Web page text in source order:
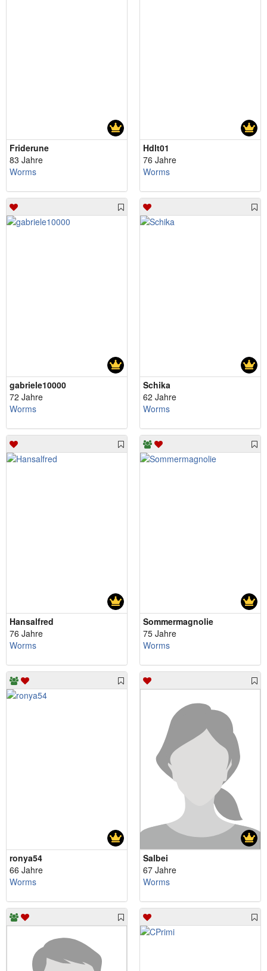
Friderune
83 Jahre
Worms
Hdlt01
76 Jahre
Worms
gabriele10000
72 Jahre
Worms
Schika
62 Jahre
Worms
Hansalfred
76 Jahre
Worms
Sommermagnolie
75 Jahre
Worms
ronya54
66 Jahre
Worms
Salbei
67 Jahre
Worms